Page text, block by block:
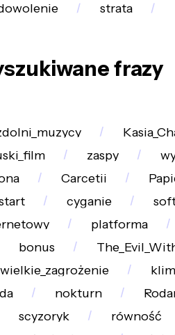
strata
frazy
zaspy
Carcetii
cyganie
platforma
bonus
wielkie_zagrożenie
nokturn
scyzoryk równość